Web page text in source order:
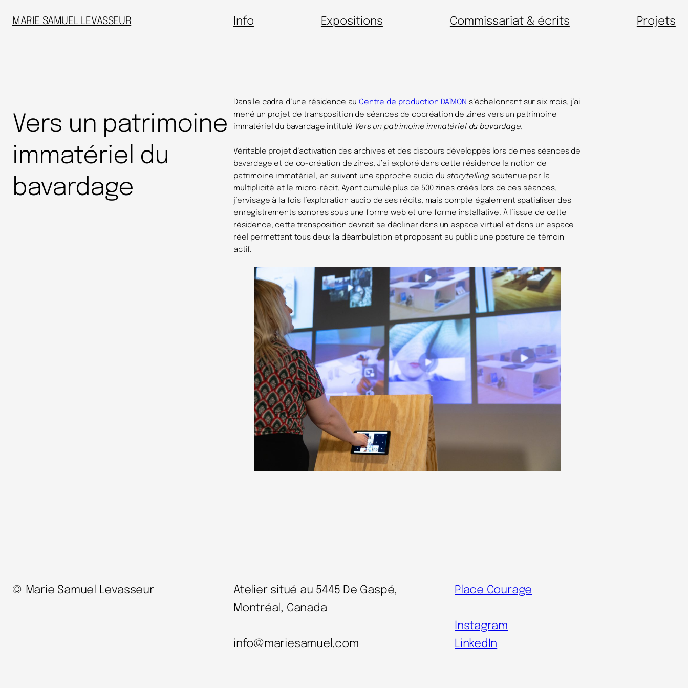
MARIE SAMUEL LEVASSEUR Info Expositions Commissariat & écrits Projets
Vers un patrimoine
immatériel du
bavardage
Dans le cadre d’une résidence auCentre de production DAÏMON s’échelonnant sur six mois, j’ai
mené un projet de transposition de séances de cocréation de zines vers un patrimoine
immatériel du bavardage intitulé Vers un patrimoine immatériel du bavardage.
Véritable projet d’activation des archives et des discours développés lors de mes séances de
bavardage et de co-création de zines, J’ai exploré dans cette résidence la notion de
patrimoine immatériel, en suivant une approche audio du storytellingsoutenue par la
multiplicité et le micro-récit. Ayant cumulé plus de 500 zines créés lors de ces séances,
j’envisage à la fois l’exploration audio de ses récits, mais compte également spatialiser des
enregistrements sonores sous une forme web et une forme installative. À l’issue de cette
résidence, cette transposition devrait se décliner dans un espace virtuel et dans un espace
réel permettant tous deux la déambulation et proposant au public une posture de témoin
actif.
© Marie Samuel Levasseur
Atelier situé au 5445 De Gaspé,
Montréal, Canada
info@mariesamuel.com
Place Courage
Instagram
LinkedIn